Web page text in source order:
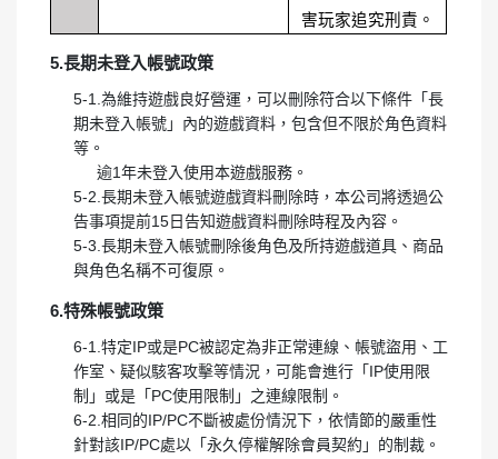
害玩家追究刑責。
5.長期未登入帳號政策
5-1.為維持遊戲良好營運，可以刪除符合以下條件「長
期未登入帳號」內的遊戲資料，包含但不限於角色資料
等。
逾1年未登入使用本遊戲服務。
5-2.長期未登入帳號遊戲資料刪除時，本公司將透過公
告事項提前15日告知遊戲資料刪除時程及內容。
5-3.長期未登入帳號刪除後角色及所持遊戲道具、商品
與角色名稱不可復原。
6.特殊帳號政策
6-1.特定IP或是PC被認定為非正常連線、帳號盜用、工
作室、疑似駭客攻擊等情況，可能會進行「IP使用限
制」或是「PC使用限制」之連線限制。
6-2.相同的IP/PC不斷被處份情況下，依情節的嚴重性
針對該IP/PC處以「永久停權解除會員契約」的制裁。